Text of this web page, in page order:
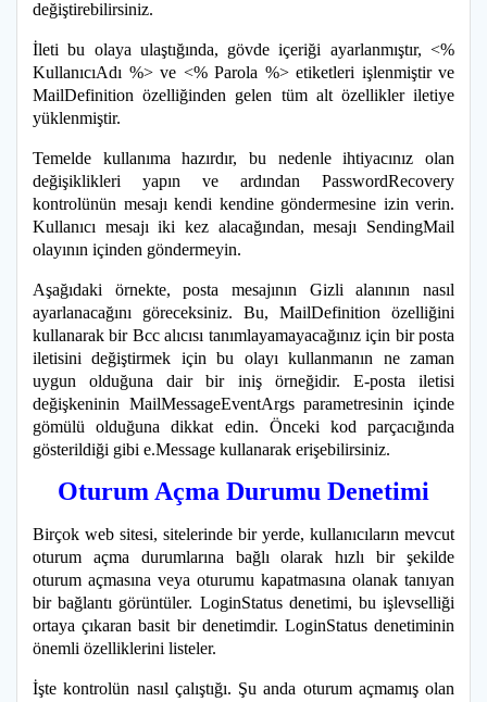
değiştirebilirsiniz.
İleti bu olaya ulaştığında, gövde içeriği ayarlanmıştır, <%
KullanıcıAdı %> ve <% Parola %> etiketleri işlenmiştir ve
MailDefinition özelliğinden gelen tüm alt özellikler iletiye
yüklenmiştir.
Temelde kullanıma hazırdır, bu nedenle ihtiyacınız olan
değişiklikleri yapın ve ardından PasswordRecovery
kontrolünün mesajı kendi kendine göndermesine izin verin.
Kullanıcı mesajı iki kez alacağından, mesajı SendingMail
olayının içinden göndermeyin.
Aşağıdaki örnekte, posta mesajının Gizli alanının nasıl
ayarlanacağını göreceksiniz. Bu, MailDefinition özelliğini
kullanarak bir Bcc alıcısı tanımlayamayacağınız için bir posta
iletisini değiştirmek için bu olayı kullanmanın ne zaman
uygun olduğuna dair bir iniş örneğidir. E-posta iletisi
değişkeninin MailMessageEventArgs parametresinin içinde
gömülü olduğuna dikkat edin. Önceki kod parçacığında
gösterildiği gibi e.Message kullanarak erişebilirsiniz.
Oturum Açma Durumu Denetimi
Birçok web sitesi, sitelerinde bir yerde, kullanıcıların mevcut
oturum açma durumlarına bağlı olarak hızlı bir şekilde
oturum açmasına veya oturumu kapatmasına olanak tanıyan
bir bağlantı görüntüler. LoginStatus denetimi, bu işlevselliği
ortaya çıkaran basit bir denetimdir. LoginStatus denetiminin
önemli özelliklerini listeler.
İşte kontrolün nasıl çalıştığı. Şu anda oturum açmamış olan